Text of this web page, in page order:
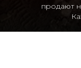
продают